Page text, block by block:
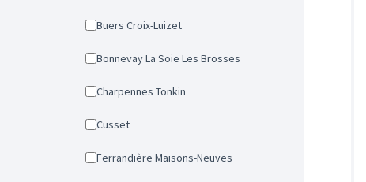
Buers Croix-Luizet
Bonnevay La Soie Les Brosses
Charpennes Tonkin
Cusset
Ferrandière Maisons-Neuves